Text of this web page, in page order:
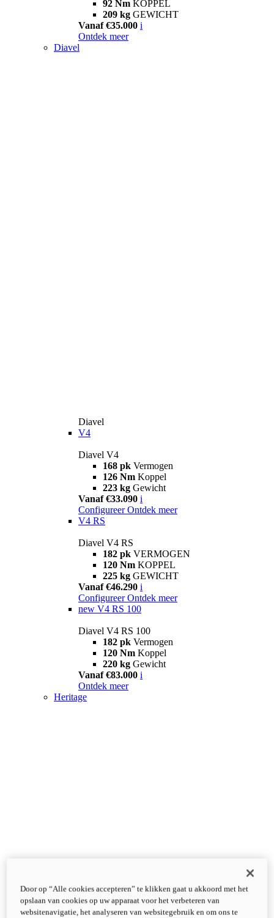
92 Nm KOPPEL
209 kg GEWICHT
Vanaf €35.000 i
Ontdek meer
Diavel
Diavel
V4
Diavel V4
168 pk Vermogen
126 Nm Koppel
223 kg Gewicht
Vanaf €33.090 i
Configureer Ontdek meer
V4 RS
Diavel V4 RS
182 pk VERMOGEN
120 Nm KOPPEL
225 kg GEWICHT
Vanaf €46.290 i
Configureer Ontdek meer
new V4 RS 100
Diavel V4 RS 100
182 pk Vermogen
120 Nm Koppel
220 kg Gewicht
Vanaf €83.000 i
Ontdek meer
Heritage
Door op “Alle cookies accepteren” te klikken gaat u akkoord met het
opslaan van cookies op uw apparaat voor het verbeteren van
websitenavigatie, het analyseren van websitegebruik en om ons te